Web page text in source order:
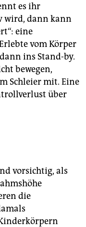
es ihr
wird, dann kann
eine
vom Körper
ins Stand-by.
bewegen,
Schleier mit. Eine
über
vorsichtig, als
die